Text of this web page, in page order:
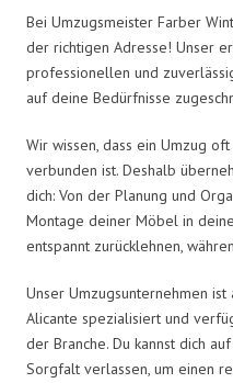
Bei Umzugsmeister Farber
der richtigen Adresse! Unser
professionellen und
auf deine Bedürfnisse
Wir wissen, dass ein Umzug
verbunden ist. Deshalb
dich: Von der Planung und
Montage deiner Möbel in
entspannt zurücklehnen,
Unser Umzugsunternehmen
Alicante spezialisiert und
der Branche. Du kannst dich
Sorgfalt verlassen, um einen